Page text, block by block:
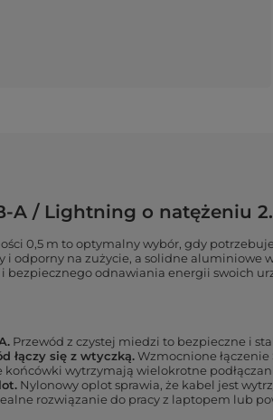
A / Lightning o natężeniu
0,5 m to optymalny wybór, gdy
i odporny na zużycie, a solidne
bezpiecznego odnawiania energii swoich
Przewód z czystej miedzi to bezpieczne i
łączy się z wtyczką.Wzmocnione
wytrzymają wielokrotne
Nylonowy oplot sprawia, że kabel jest
rozwiązanie do pracy z laptopem lub